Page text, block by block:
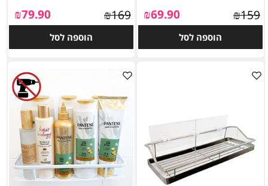
₪159
₪69.90
הוספה לסל
₪169
₪79.90
הוספה לסל